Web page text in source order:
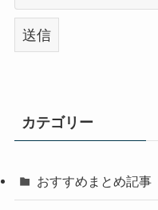
カテゴリー
おすすめまとめ記事